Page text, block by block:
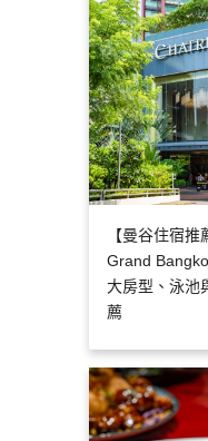
【曼谷住宿
Grand
大房型、泳池
薦